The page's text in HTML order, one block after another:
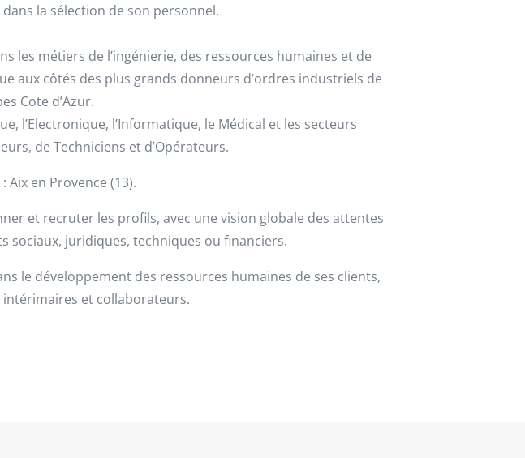
la sélection de son personnel.
les métiers de l’ingénierie, des ressources humaines et de
aux côtés des plus grands donneurs d’ordres industriels de
Cote d’Azur.
l’Electronique, l’Informatique, le Médical et les secteurs
de Techniciens et d’Opérateurs.
Aix en Provence (13).
et recruter les profils, avec une vision globale des attentes
sociaux, juridiques, techniques ou financiers.
le développement des ressources humaines de ses clients,
et collaborateurs.